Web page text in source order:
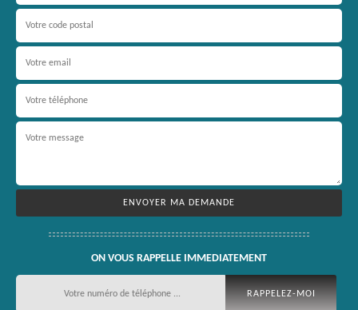
ON VOUS RAPPELLE IMMEDIATEMENT